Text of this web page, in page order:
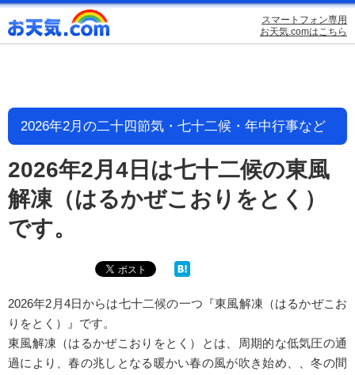
スマートフォン専用
お天気.comはこちら
2026年2月の二十四節気・七十二候・年中行事など
2026年2月4日は七十二候の東風
解凍（はるかぜこおりをとく）
です。
2026年2月4日からは七十二候の一つ『東風解凍（はるかぜこお
りをとく）』です。
東風解凍（はるかぜこおりをとく）とは、周期的な低気圧の通
過により、春の兆しとなる暖かい春の風が吹き始め、、冬の間